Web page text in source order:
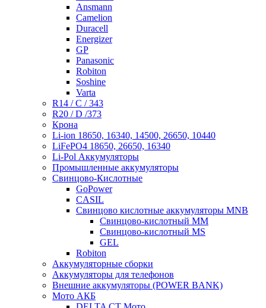
Ansmann
Camelion
Duracell
Energizer
GP
Panasonic
Robiton
Soshine
Varta
R14 / C / 343
R20 / D /373
Крона
Li-ion 18650, 16340, 14500, 26650, 10440
LiFePO4 18650, 26650, 16340
Li-Pol Аккумуляторы
Промышленные аккумуляторы
Свинцово-Кислотные
GoPower
CASIL
Свинцово кислотные аккумуляторы MNB
Cвинцово-кислотный MM
Cвинцово-кислотный MS
GEL
Robiton
Аккумуляторные сборки
Аккумуляторы для телефонов
Внешние аккумуляторы (POWER BANK)
Мото АКБ